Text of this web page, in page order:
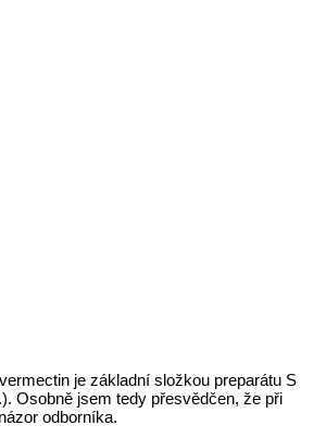
je základní složkou preparátu S
Osobně jsem tedy přesvědčen, že při
odborníka.